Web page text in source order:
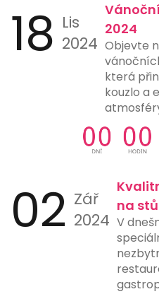
chytrého
zařízení
aplikací.
eliminuje
čísel
urychluje
banky a
nabízejí
ideální
místa,
platby
18 Lis
2024
2024
Objevte
která
kouzlo a
02 Zář
2024
na
V